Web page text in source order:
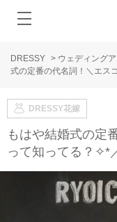
DRESSY > ウェディング
式の定番の代名詞！＼エス
DRESSY花嫁
もはや結婚式の定
って知ってる？✧*